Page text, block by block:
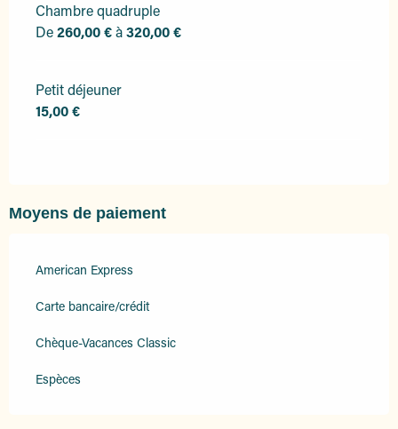
Chambre quadruple
De260,00 €à320,00 €
Petit déjeuner
15,00 €
Moyens de paiement
American Express
Carte bancaire/crédit
Chèque-Vacances Classic
Espèces